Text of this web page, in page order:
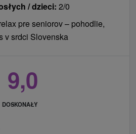
/ dzieci: 2/0
pre seniorov – pohodlie,
v srdci Slovenska
9,0
DOSKONAŁY